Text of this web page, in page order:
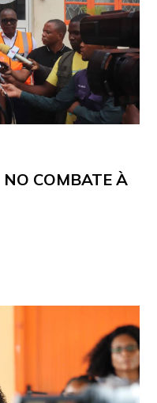
NO COMBATE À